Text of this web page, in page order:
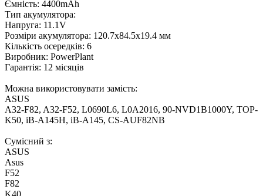
Ємність: 4400mAh
Тип акумулятора:
Напруга: 11.1V
Розміри акумулятора: 120.7x84.5x19.4 мм
Кількість осередків: 6
Виробник: PowerPlant
Гарантія: 12 місяців
Можна використовувати замість:
ASUS
A32-F82, A32-F52, L0690L6, L0A2016, 90-NVD1B1000Y, TOP-
K50, iB-A145H, iB-A145, CS-AUF82NB
Сумісний з:
ASUS
Asus
F52
F82